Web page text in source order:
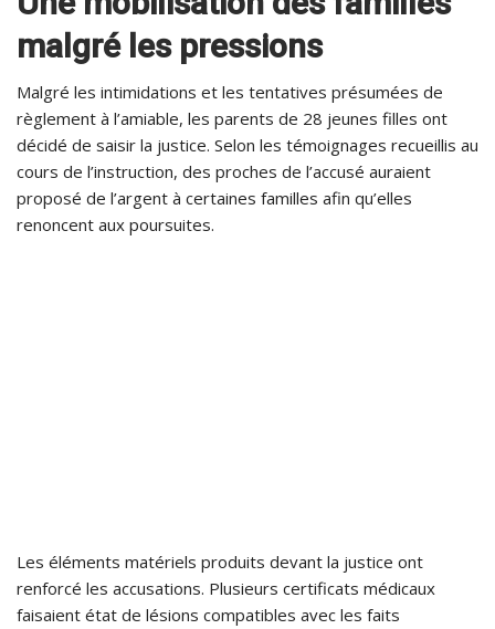
malgré les pressions
Malgré les intimidations et les tentatives présumées de
règlement à l’amiable, les parents de 28 jeunes filles ont
décidé de saisir la justice. Selon les témoignages recueillis au
cours de l’instruction, des proches de l’accusé auraient
proposé de l’argent à certaines familles afin qu’elles
renoncent aux poursuites.
Les éléments matériels produits devant la justice ont
renforcé les accusations. Plusieurs certificats médicaux
faisaient état de lésions compatibles avec les faits